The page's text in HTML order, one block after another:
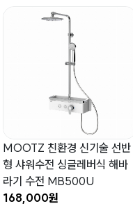
MOOTZ 친환경 신기술 선반
형 샤워수전 싱글레버식 해바
라기 수전 MB500U
168,000원